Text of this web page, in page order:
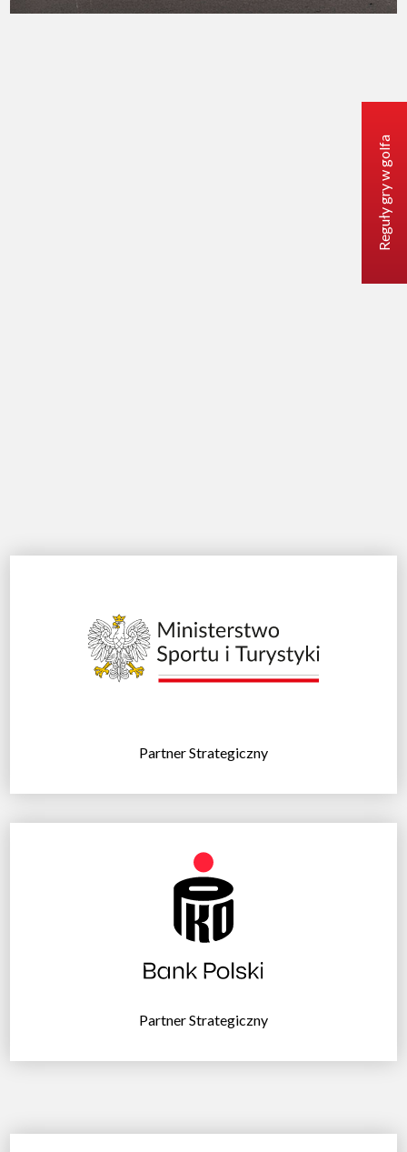
Partner Strategiczny
Partner Strategiczny
Reguły gry w golfa